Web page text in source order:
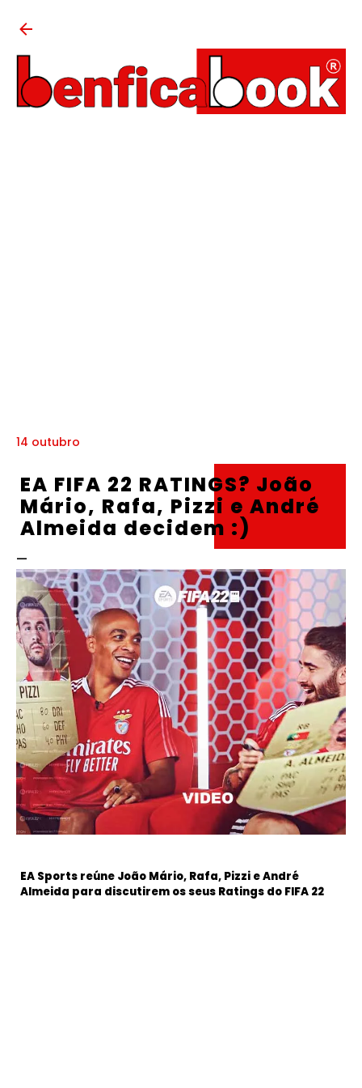
14 outubro
EA FIFA 22 RATINGS? João
Mário, Rafa, Pizzi e André
Almeida decidem :)
EA Sports reúne João Mário, Rafa, Pizzi e André
Almeida para discutirem os seus Ratings do FIFA 22